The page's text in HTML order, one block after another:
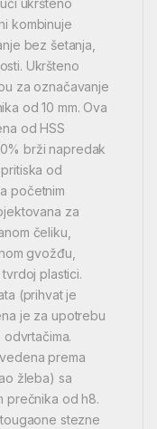
kombinuje
bez šetanja,
Ukršteno
za označavanje
od 10 mm. Ova
od HSS
brži napredak
od
početnim
za
čeliku,
gvožđu,
plastici.
(prihvat je
je za upotrebu
odvrtačima.
prema
žleba) sa
prečnika od h8.
stezne